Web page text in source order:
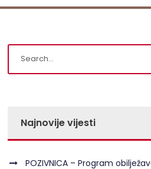
Najnovije vijesti
POZIVNICA – Program